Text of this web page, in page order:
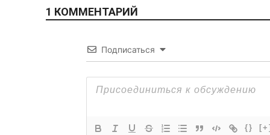
1 КОММЕНТАРИЙ
Подписаться
{}